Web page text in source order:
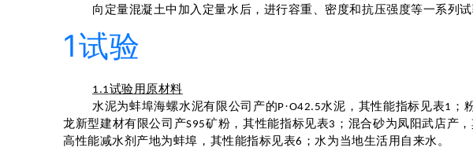
向定量混凝土中加入定量水后，进行容重、密度和抗压强度等一系列
1试验
1.1试验用原材料
水泥为蚌埠海螺水泥有限公司产的P·O42.5水泥，其性能指标见表1 ；
龙新型建材有限公司产S95矿粉，其性能指标见表3 ；混合砂为凤阳武店产
高性能减水剂产地为蚌埠，其性能指标见表6 ；水为当地生活用自来水。